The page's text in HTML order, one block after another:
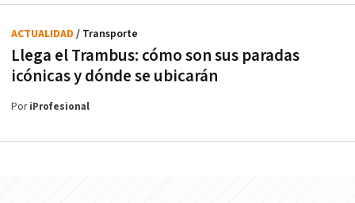
Llega el Trambus: cómo son sus paradas
icónicas y dónde se ubicarán
ACTUALIDAD / Transporte
PoriProfesional